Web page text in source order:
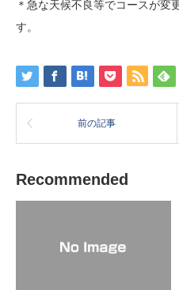
＊急な天候不良等でコースが変
す。
前の記事
Recommended